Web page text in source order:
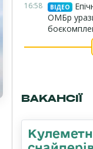
16:58 ВІДЕО
ОМБр
ВАКАНСІЇ